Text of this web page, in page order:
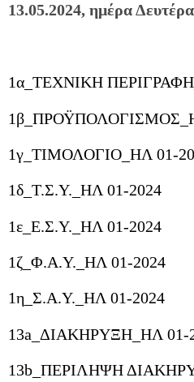
13.05.2024, ημέρα
1α_ΤΕΧΝΙΚΗ
1γ_ΤΙΜΟΛΟΓΙΟ_ΗΛ 01-
1δ_Τ.Σ.Υ._ΗΛ 01-2024
1ε_Ε.Σ.Υ._ΗΛ 01-2024
1ζ_Φ.Α.Υ._ΗΛ 01-2024
1η_Σ.Α.Υ._ΗΛ 01-2024
13a_ΔΙΑΚΗΡΥΞΗ_ΗΛ 01-
13b_ΠΕΡΙΛΗΨΗ